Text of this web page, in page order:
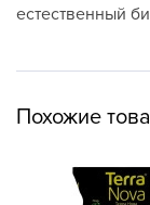
естественный
Похожие